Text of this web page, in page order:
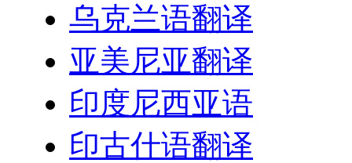
乌克兰语翻译
亚美尼亚翻译
印度尼西亚语
印古什语翻译